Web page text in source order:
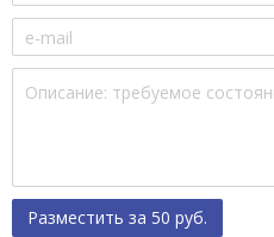
Разместить за 50 руб.